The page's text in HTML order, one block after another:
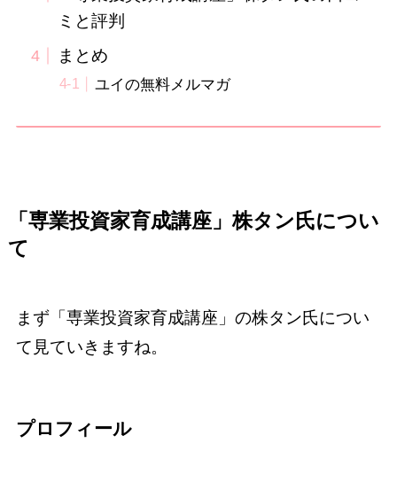
ミと評判
まとめ
ユイの無料メルマガ
「専業投資家育成講座」株タン氏につい
て
まず「専業投資家育成講座」の株タン氏につい
て見ていきますね。
プロフィール